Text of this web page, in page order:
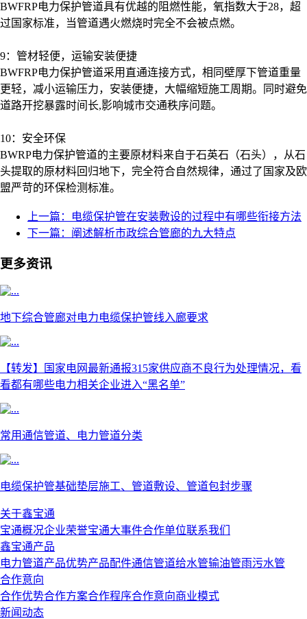
BWFRP电力保护管道具有优越的阻燃性能，氧指数大于28，超
过国家标准，当管道遇火燃烧时完全不会被点燃。
9：管材轻便，运输安装便捷
BWFRP电力保护管道采用直通连接方式，相同壁厚下管道重量
更轻，减小运输压力，安装便捷，大幅缩短施工周期。同时避免
道路开挖暴露时间长,影响城市交通秩序问题。
10：安全环保
BWRP电力保护管道的主要原材料来自于石英石（石头），从石
头提取的原材料回归地下，完全符合自然规律，通过了国家及欧
盟严苛的环保检测标准。
上一篇：电缆保护管在安装敷设的过程中有哪些衔接方法
下一篇：阐述解析市政综合管廊的九大特点
更多资讯
地下综合管廊对电力电缆保护管线入廊要求
【转发】国家电网最新通报315家供应商不良行为处理情况，看
看都有哪些电力相关企业进入“黑名单”
常用通信管道、电力管道分类
电缆保护管基础垫层施工、管道敷设、管道包封步骤
关于鑫宝通
宝通概况企业荣誉宝通大事件合作单位联系我们
鑫宝通产品
电力管道产品优势产品配件通信管道给水管输油管雨污水管
合作意向
合作优势合作方案合作程序合作意向商业模式
新闻动态